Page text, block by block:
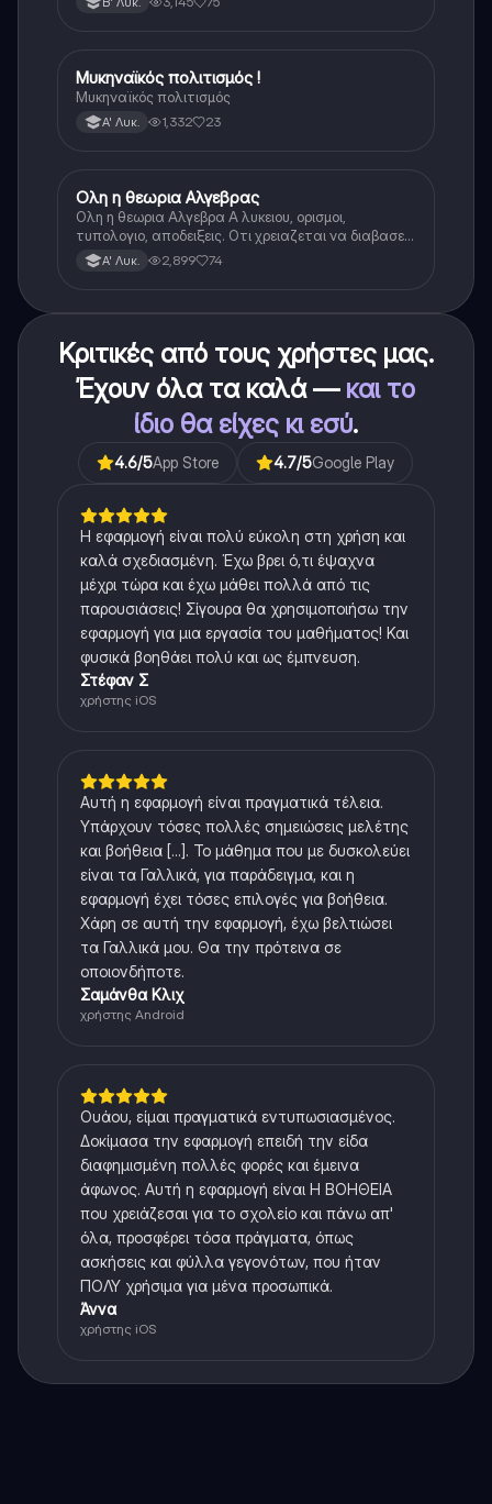
Ιστορία
Μυκηναϊκός πολιτισμός !
Μυκηναϊκός πολιτισμός
Α' Λυκ. 1,332 23
Μαθηματικά
Ολη η θεωρια Αλγεβρας
Ολη η θεωρια Αλγεβρα Α λυκειου, ορισμοι,
τυπολογιο, αποδειξεις. Οτι χρειαζεται να διαβασεις
για το θεωρητικο κομματι της αλγεβρας.
Α' Λυκ. 2,899 74
Κριτικές από τους χρήστες μας.
Έχουν όλα τα καλά — και το
ίδιο θα είχες κι εσύ.
4.6/5App Store 4.7/5Google Play
Η εφαρμογή είναι πολύ εύκολη στη χρήση και
καλά σχεδιασμένη. Έχω βρει ό,τι έψαχνα
μέχρι τώρα και έχω μάθει πολλά από τις
παρουσιάσεις! Σίγουρα θα χρησιμοποιήσω την
εφαρμογή για μια εργασία του μαθήματος! Και
φυσικά βοηθάει πολύ και ως έμπνευση.
Στέφαν Σ
χρήστης iOS
Αυτή η εφαρμογή είναι πραγματικά τέλεια.
Υπάρχουν τόσες πολλές σημειώσεις μελέτης
και βοήθεια [...]. Το μάθημα που με δυσκολεύει
είναι τα Γαλλικά, για παράδειγμα, και η
εφαρμογή έχει τόσες επιλογές για βοήθεια.
Χάρη σε αυτή την εφαρμογή, έχω βελτιώσει
τα Γαλλικά μου. Θα την πρότεινα σε
οποιονδήποτε.
Σαμάνθα Κλιχ
χρήστης Android
Ουάου, είμαι πραγματικά εντυπωσιασμένος.
Δοκίμασα την εφαρμογή επειδή την είδα
διαφημισμένη πολλές φορές και έμεινα
άφωνος. Αυτή η εφαρμογή είναι Η ΒΟΗΘΕΙΑ
που χρειάζεσαι για το σχολείο και πάνω απ'
όλα, προσφέρει τόσα πράγματα, όπως
ασκήσεις και φύλλα γεγονότων, που ήταν
ΠΟΛΥ χρήσιμα για μένα προσωπικά.
Άννα
χρήστης iOS